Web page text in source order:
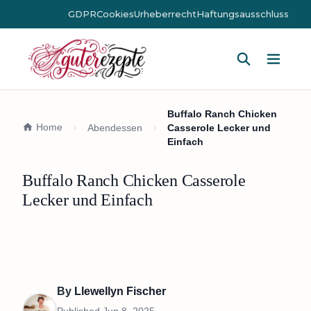
GDPRCookiesUrheberrechtHaftungsausschluss
Home Abendessen
Buffalo Ranch Chicken
Casserole Lecker und
Einfach
Buffalo Ranch Chicken Casserole
Lecker und Einfach
By Llewellyn Fischer